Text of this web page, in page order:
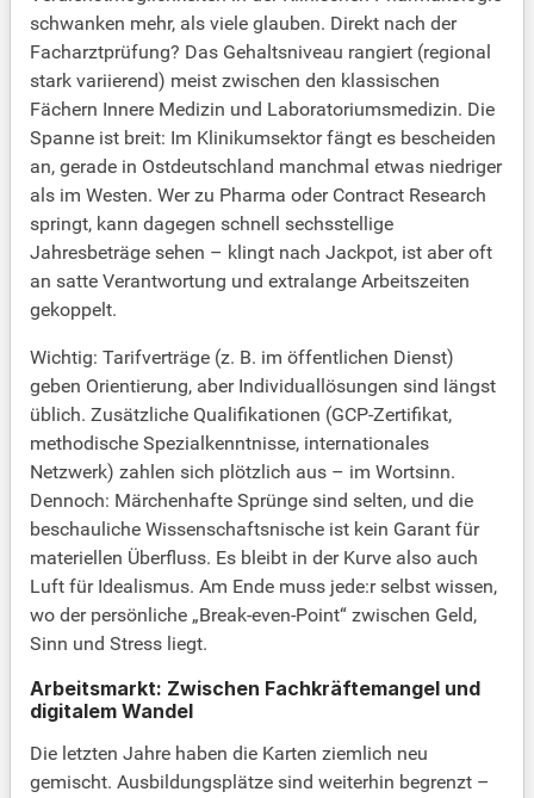
schwanken mehr, als viele glauben. Direkt nach der
Facharztprüfung? Das Gehaltsniveau rangiert (regional
stark variierend) meist zwischen den klassischen
Fächern Innere Medizin und Laboratoriumsmedizin. Die
Spanne ist breit: Im Klinikumsektor fängt es bescheiden
an, gerade in Ostdeutschland manchmal etwas niedriger
als im Westen. Wer zu Pharma oder Contract Research
springt, kann dagegen schnell sechsstellige
Jahresbeträge sehen – klingt nach Jackpot, ist aber oft
an satte Verantwortung und extralange Arbeitszeiten
gekoppelt.
Wichtig: Tarifverträge (z. B. im öffentlichen Dienst)
geben Orientierung, aber Individuallösungen sind längst
üblich. Zusätzliche Qualifikationen (GCP-Zertifikat,
methodische Spezialkenntnisse, internationales
Netzwerk) zahlen sich plötzlich aus – im Wortsinn.
Dennoch: Märchenhafte Sprünge sind selten, und die
beschauliche Wissenschaftsnische ist kein Garant für
materiellen Überfluss. Es bleibt in der Kurve also auch
Luft für Idealismus. Am Ende muss jede:r selbst wissen,
wo der persönliche „Break-even-Point“ zwischen Geld,
Sinn und Stress liegt.
Arbeitsmarkt: Zwischen Fachkräftemangel und
digitalem Wandel
Die letzten Jahre haben die Karten ziemlich neu
gemischt. Ausbildungsplätze sind weiterhin begrenzt –